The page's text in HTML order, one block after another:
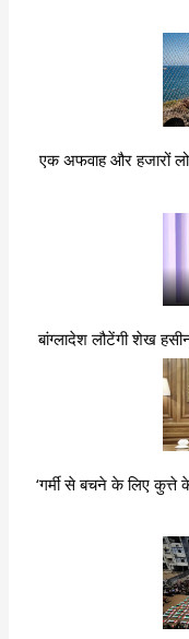
एक अफवाह और हजारों
बांग्लादेश लौटेंगी शेख
‘गर्मी से बचने के लिए कुत्ते